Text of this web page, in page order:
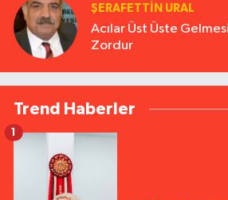
ŞERAFETTIN URAL
Acılar Üst Üste
Zordur
Trend Haberler
1